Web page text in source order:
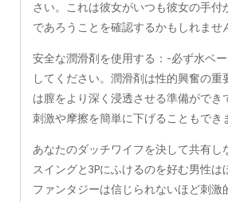
さい。これは彼女がいつも彼女の手付
であろうことを確認するかもしれませ
安全な潤滑剤を使用する：-必ず水ベ
してください。潤滑剤は性的興奮の重
は膣をより深く浸透させる準備ができ
刺激や摩擦を簡単に下げることもでき
あなたのダッチワイフを決して共有し
スイングと3Pにふけるのを好む男性は
ファンタジーは信じられないほど刺激